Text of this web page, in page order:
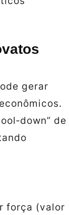
gerar
de
força (valor